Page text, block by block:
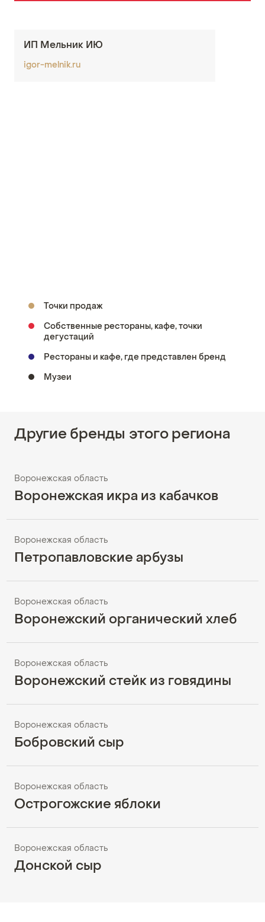
ИП Мельник ИЮ
igor-melnik.ru
Точки продаж
Собственные рестораны, кафе, точки
дегустаций
Рестораны и кафе, где представлен бренд
Музеи
Другие бренды этого региона
Воронежская область
Воронежская икра из кабачков
Воронежская область
Петропавловские арбузы
Воронежская область
Воронежский органический хлеб
Воронежская область
Воронежский стейк из говядины
Воронежская область
Бобровский сыр
Воронежская область
Острогожские яблоки
Воронежская область
Донской сыр